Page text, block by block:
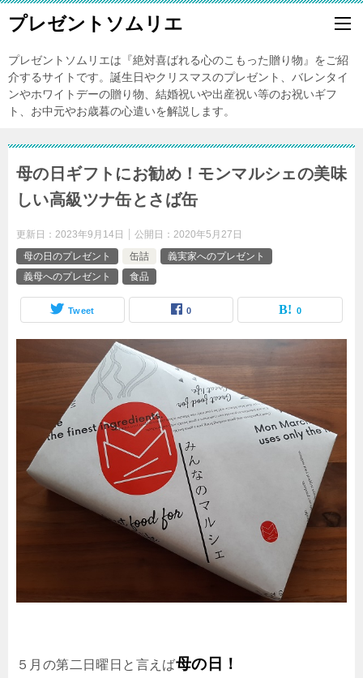
プレゼントソムリエ
プレゼントソムリエは『絶対喜ばれる心のこもった贈り物』をご紹
介するサイトです。誕生日やクリスマスのプレゼント、バレンタイ
ンやホワイトデーの贈り物、結婚祝いや出産祝い等のお祝いギフ
ト、お中元やお歳暮の心遣いを解説します。
母の日ギフトにお勧め！モンマルシェの美味
しい高級ツナ缶とさば缶
更新日： 2023年9月14日 公開日： 2020年5月27日
母の日のプレゼント
缶詰
義実家へのプレゼント
義母へのプレゼント
食品
Tweet 0 0
５月の第二日曜日と言えば母の日！